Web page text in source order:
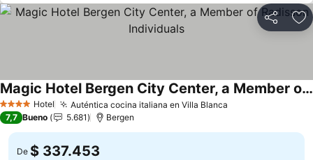
Compartir
4 EstrellasHotel Auténtica cocina italiana en Villa Blanca
Magic Hotel Bergen City Center, a Member of Radisson Individuals
7,7 Bueno 5.681 Bergen
De $ 337.453